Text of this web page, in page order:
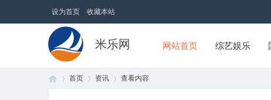
设为首页 收藏本站
米乐网 网站首页 综艺娱乐
首页 资讯 查看内容